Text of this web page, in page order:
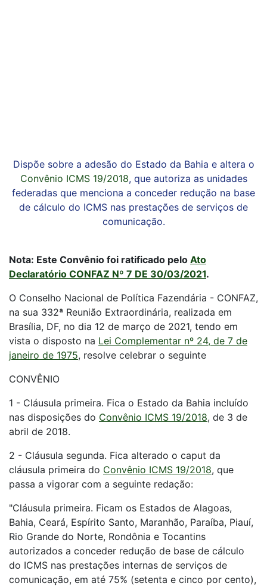
Dispõe sobre a adesão do Estado da Bahia e altera o
Convênio ICMS 19/2018, que autoriza as unidades
federadas que menciona a conceder redução na base
de cálculo do ICMS nas prestações de serviços de
comunicação.
Nota: Este Convênio foi ratificado pelo Ato
Declaratório CONFAZ Nº 7 DE 30/03/2021.
O Conselho Nacional de Política Fazendária - CONFAZ,
na sua 332ª Reunião Extraordinária, realizada em
Brasília, DF, no dia 12 de março de 2021, tendo em
vista o disposto na Lei Complementar nº 24, de 7 de
janeiro de 1975, resolve celebrar o seguinte
CONVÊNIO
1 - Cláusula primeira. Fica o Estado da Bahia incluído
nas disposições do Convênio ICMS 19/2018, de 3 de
abril de 2018.
2 - Cláusula segunda. Fica alterado o caput da
cláusula primeira do Convênio ICMS 19/2018, que
passa a vigorar com a seguinte redação:
"Cláusula primeira. Ficam os Estados de Alagoas,
Bahia, Ceará, Espírito Santo, Maranhão, Paraíba, Piauí,
Rio Grande do Norte, Rondônia e Tocantins
autorizados a conceder redução de base de cálculo
do ICMS nas prestações internas de serviços de
comunicação, em até 75% (setenta e cinco por cento),